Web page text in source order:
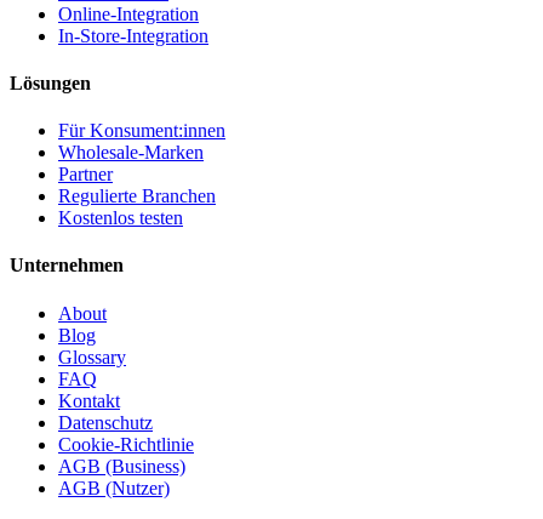
Online-Integration
In-Store-Integration
Lösungen
Für Konsument:innen
Wholesale-Marken
Partner
Regulierte Branchen
Kostenlos testen
Unternehmen
About
Blog
Glossary
FAQ
Kontakt
Datenschutz
Cookie-Richtlinie
AGB (Business)
AGB (Nutzer)